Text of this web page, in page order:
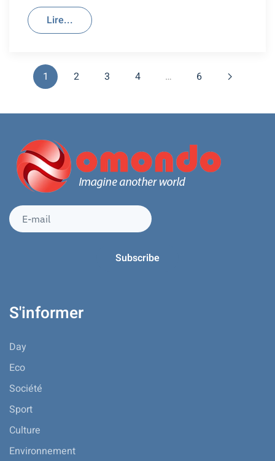
Lire...
1 2 3 4 … 6
S'informer
Day
Eco
Société
Sport
Culture
Environnement